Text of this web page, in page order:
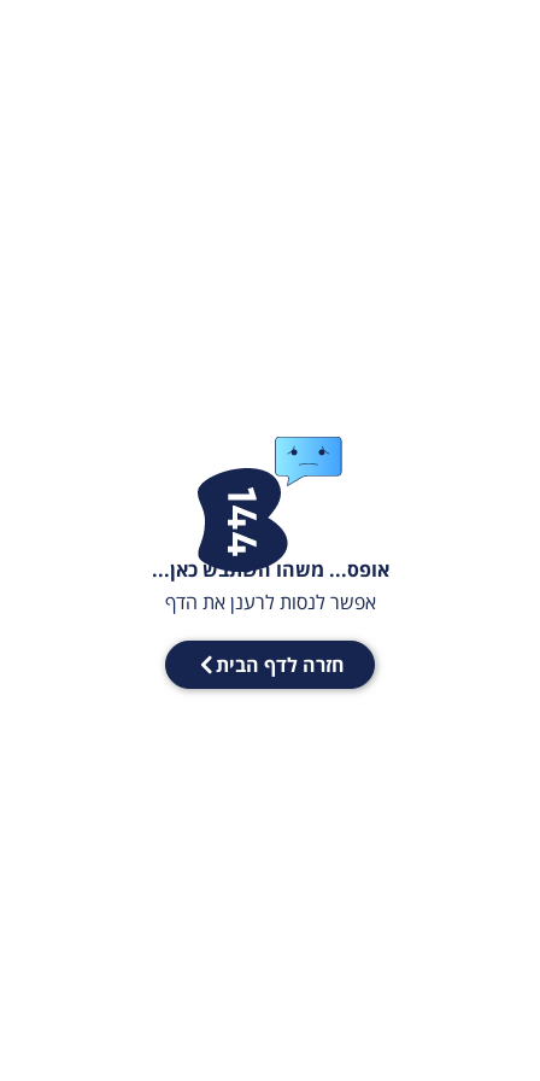
אופס... משהו השתבש כאן...
אפשר לנסות לרענן את הדף
חזרה לדף הבית